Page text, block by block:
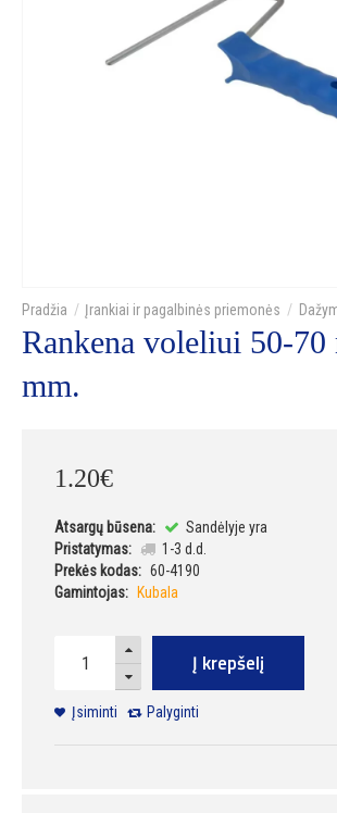
Įrankiai ir pagalbinės priemonės
Rankena voleliui 50-70
mm.
1.20€
Atsargų būsena:
Sandėlyje yra
Pristatymas:
1-3 d.d.
Prekės kodas: 60-4190
Gamintojas:
Kubala
Į krepšelį
Įsiminti Palyginti